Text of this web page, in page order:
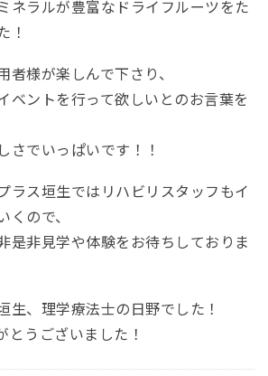
ネラルが豊富なドライフルーツをた
！
様が楽しんで下さり、
ベントを行って欲しいとのお言葉を
さでいっぱいです！！
ラス垣生ではリハビリスタッフもイ
ので、
是非見学や体験をお待ちしておりま
生、理学療法士の日野でした！
とうございました！